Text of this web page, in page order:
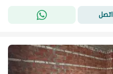
اتصل